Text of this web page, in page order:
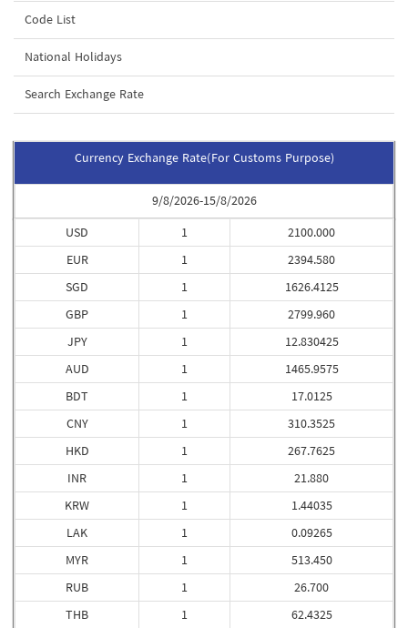
Code List
National Holidays
Search Exchange Rate
Currency Exchange Rate(For Customs Purpose)
9/8/2026-15/8/2026
USD
EUR
SGD
GBP
JPY
AUD
BDT
CNY
HKD
INR
KRW
LAK
MYR
RUB
THB
1
1
1
1
1
1
1
1
1
1
1
1
1
1
1
2100.000
2394.580
1626.4125
2799.960
12.830425
1465.9575
17.0125
310.3525
267.7625
21.880
1.44035
0.09265
513.450
26.700
62.4325